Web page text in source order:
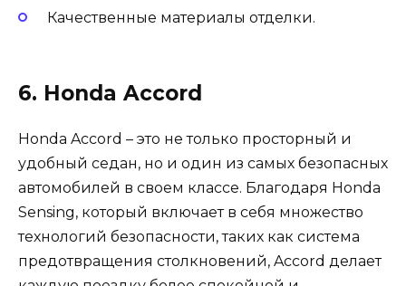
Качественные материалы отделки.
6. Honda Accord
Honda Accord – это не только просторный и
удобный седан, но и один из самых безопасных
автомобилей в своем классе. Благодаря Honda
Sensing, который включает в себя множество
технологий безопасности, таких как система
предотвращения столкновений, Accord делает